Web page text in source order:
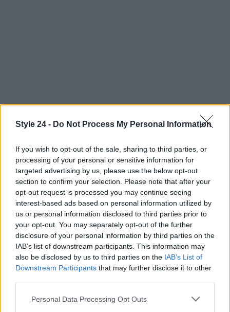
Style 24 - Do Not Process My Personal Information
If you wish to opt-out of the sale, sharing to third parties, or
processing of your personal or sensitive information for
targeted advertising by us, please use the below opt-out
section to confirm your selection. Please note that after your
opt-out request is processed you may continue seeing
interest-based ads based on personal information utilized by
us or personal information disclosed to third parties prior to
your opt-out. You may separately opt-out of the further
disclosure of your personal information by third parties on the
IAB’s list of downstream participants. This information may
also be disclosed by us to third parties on the IAB’s List of
Downstream Participants that may further disclose it to other
Please note that this website/app uses one or more Google
Personal Data Processing Opt Outs
Continua a leggere
LIFESTYLE